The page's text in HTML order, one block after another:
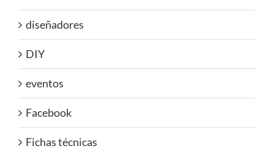
diseñadores
DIY
eventos
Facebook
Fichas técnicas